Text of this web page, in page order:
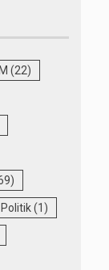
(22)
Politik(1)